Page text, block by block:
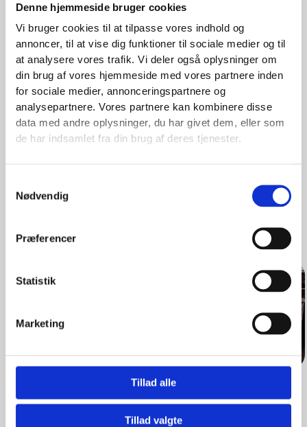
Denne hjemmeside bruger cookies
Vi bruger cookies til at tilpasse vores indhold og
annoncer, til at vise dig funktioner til sociale medier og til
at analysere vores trafik. Vi deler også oplysninger om
din brug af vores hjemmeside med vores partnere inden
for sociale medier, annonceringspartnere og
analysepartnere. Vores partnere kan kombinere disse
data med andre oplysninger, du har givet dem, eller som
de har indsamlet fra din brug af deres tjenester.
Nødvendig
Præferencer
Statistik
Marketing
Tillad alle
Tillad valgte
prisleje, hvor de fleste kan være med.
Vi gør alt hvad vi kan, for at have en finger på pulsen, og
holder hele tiden øje med, hvad der sker på markedet, så vi
kan være blandt de første når der skal introduceres en ny
trend eller et nyt fedt mærke.
Vi sætter en ære i at udvælge de helt rigtige kollektioner
og mærker til Hov.nu. For os betyder det nemlig alt, at vi
Åbningstider
Butikken